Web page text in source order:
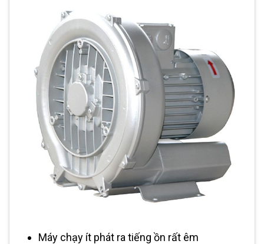
Máy chạy ít phát ra tiếng ồn rất êm